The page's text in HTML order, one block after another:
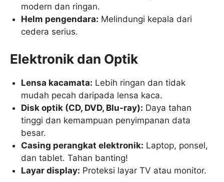
modern dan ringan.
Helm pengendara: Melindungi kepala dari
cedera serius.
Elektronik dan Optik
Lensa kacamata: Lebih ringan dan tidak
mudah pecah daripada lensa kaca.
Disk optik (CD, DVD, Blu-ray): Daya tahan
tinggi dan kemampuan penyimpanan data
besar.
Casing perangkat elektronik: Laptop, ponsel,
dan tablet. Tahan banting!
Layar display: Proteksi layar TV atau monitor.